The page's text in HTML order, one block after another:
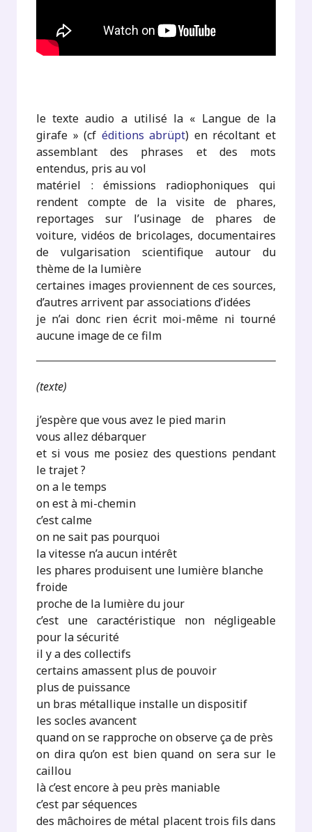
le texte audio a utilisé la « Langue de la
girafe » (cf éditions abrüpt) en récoltant et
assemblant des phrases et des mots
entendus, pris au vol
matériel : émissions radiophoniques qui
rendent compte de la visite de phares,
reportages sur l’usinage de phares de
voiture, vidéos de bricolages, documentaires
de vulgarisation scientifique autour du
thème de la lumière
certaines images proviennent de ces sources,
d’autres arrivent par associations d’idées
je n’ai donc rien écrit moi-même ni tourné
aucune image de ce film
(texte)
j’espère que vous avez le pied marin
vous allez débarquer
et si vous me posiez des questions pendant
le trajet ?
on a le temps
on est à mi-chemin
c’est calme
on ne sait pas pourquoi
la vitesse n’a aucun intérêt
les phares produisent une lumière blanche
froide
proche de la lumière du jour
c’est une caractéristique non négligeable
pour la sécurité
il y a des collectifs
certains amassent plus de pouvoir
plus de puissance
un bras métallique installe un dispositif
les socles avancent
quand on se rapproche on observe ça de près
on dira qu’on est bien quand on sera sur le
caillou
là c’est encore à peu près maniable
c’est par séquences
des mâchoires de métal placent trois fils dans